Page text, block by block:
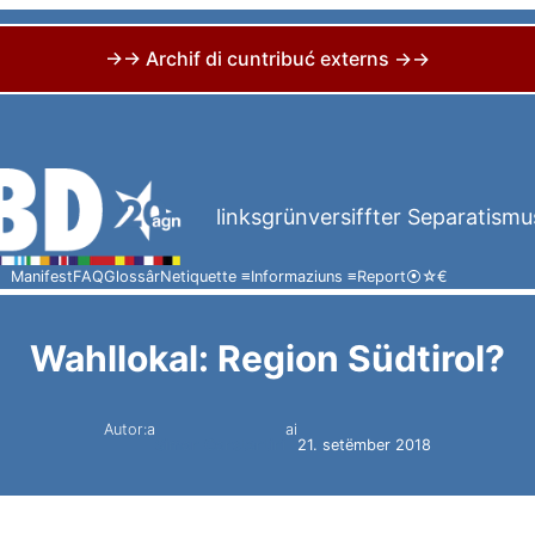
→→ Archif di cuntribuć externs →→
linksgrünversiffter
ManifestFAQGlossârNetiquette ≡Informaziuns ≡Report⦿☆€
Wahllokal: Region Südtirol?
Autor:a
ai
21. setëmber 2018